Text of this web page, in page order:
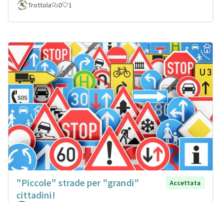
Trottola 0 1
"Piccole" strade per "grandi"
cittadini!
Accettata